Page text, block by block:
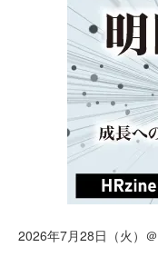
2026年7月28日（火）